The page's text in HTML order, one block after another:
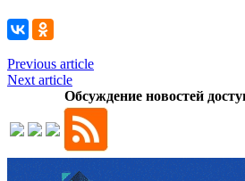
Previous article
Next article
Обсуждение новостей